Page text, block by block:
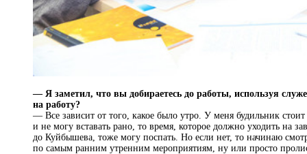
— Я заметил, что вы добираетесь до работы, используя
на работу?
— Все зависит от того, какое было утро. У меня будильник
и не могу вставать рано, то время, которое должно уходить на
до Куйбышева, тоже могу поспать. Но если нет, то начинаю
по самым ранним утренним мероприятиям, ну или просто